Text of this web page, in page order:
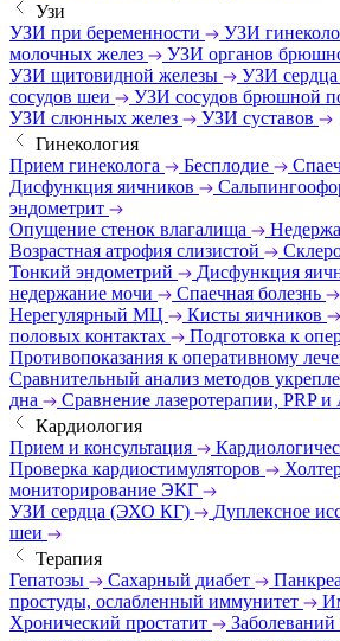
Узи
УЗИ при беременности
УЗИ
молочных желез
УЗИ органов
УЗИ щитовидной железы
УЗИ
сосудов шеи
УЗИ сосудов брюшной
УЗИ слюнных желез
УЗИ суставов
Гинекология
Прием гинеколога
Бесплодие
Дисфункция яичников
эндометрит
Опущение стенок влагалища
Возрастная атрофия слизистой
Тонкий эндометрий
Дисфункция
недержание мочи
Спаечная болезнь
Нерегулярный МЦ
Кисты яичников
половых контактах
Подготовка к
Противопоказания к оперативному
Сравнительный анализ методов
дна
Сравнение лазеротерапии, PRP и
Кардиология
Прием и консультация
Проверка кардиостимуляторов
мониторирование ЭКГ
УЗИ сердца (ЭХО КГ)
Дуплексное
шеи
Терапия
Гепатозы
Сахарный диабет
простуды, ослабленный иммунитет
Хронический простатит